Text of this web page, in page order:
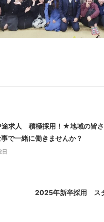
求人 積極採用！★地域の皆さ
で一緒に働きませんか？
2025年新卒採用 ス